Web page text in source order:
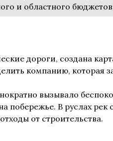
и областного
дороги, создана
компанию, которая
вызывало
побережье. В руслах рек
от строительства.